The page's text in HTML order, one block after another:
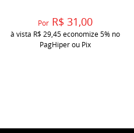
Por R$ 31,00
à vista R$ 29,45economize5% no
PagHiper ou Pix